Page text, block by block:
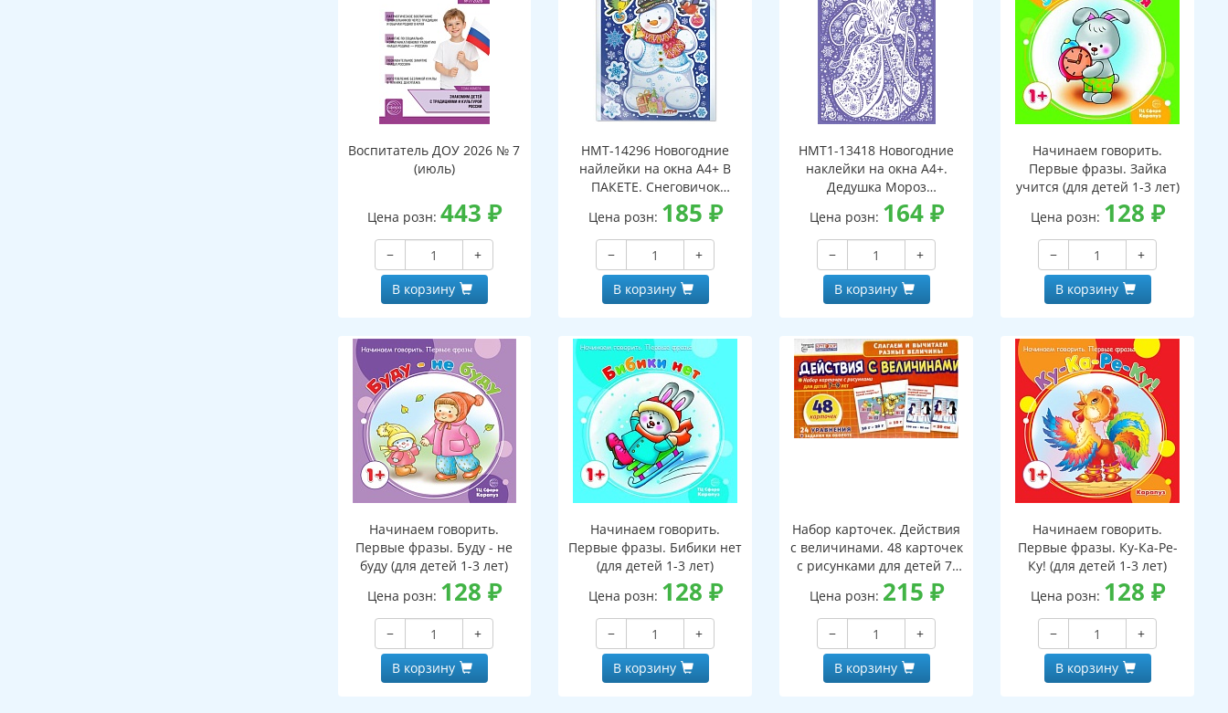
Воспитатель ДОУ 2026 № 7
(июль)
Цена розн: 443 ₽
−
+
В корзину
НМТ-14296 Новогодние
найлейки на окна А4+ В
ПАКЕТЕ. Снеговичок
(серебряная
металлизация,
многоразовые)
Цена розн: 185 ₽
−
+
В корзину
НМТ1-13418 Новогодние
наклейки на окна А4+.
Дедушка Мороз
(пластизоль,
многоразовые)
Цена розн: 164₽
−
+
В корзину
Начинаем говорить.
Первые фразы. Зайка
учится (для детей 1-3 лет)
Цена розн: 128 ₽
−
+
В корзину
Начинаем говорить.
Первые фразы. Буду - не
буду (для детей 1-3 лет)
Цена розн: 128 ₽
−
+
В корзину
Начинаем говорить.
Первые фразы. Бибики нет
(для детей 1-3 лет)
Цена розн: 128 ₽
−
+
В корзину
Набор карточек. Действия
с величинами. 48 карточек
с рисунками для детей 7-
9лет. 24 уравнения с
заданиями на обороте
Цена розн: 215 ₽
−
+
В корзину
Начинаем говорить.
Первые фразы. Ку-Ка-Ре-
Ку! (для детей 1-3 лет)
Цена розн: 128 ₽
−
+
В корзину